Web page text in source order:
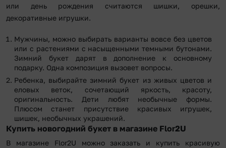
или день рождения считаются шишки, орешки,
декоративные игрушки.
Мужчины, можно выбирать варианты вовсе без цветов
или с растениями с насыщенными темными бутонами.
Зимний букет дарят в дополнение к основному
подарку. Одна композиция вызовет вопросы.
Ребенка, выбирайте зимний букет из живых цветов и
еловых веток, сочетающий яркость, красоту,
оригинальность. Дети любят необычные формы.
Плюсом станет присутствие красивых игрушек,
шишек, необычных украшений.
Купить новогодний букет в магазине Flor2U
В магазине Flor2U можно заказать и купить красивую